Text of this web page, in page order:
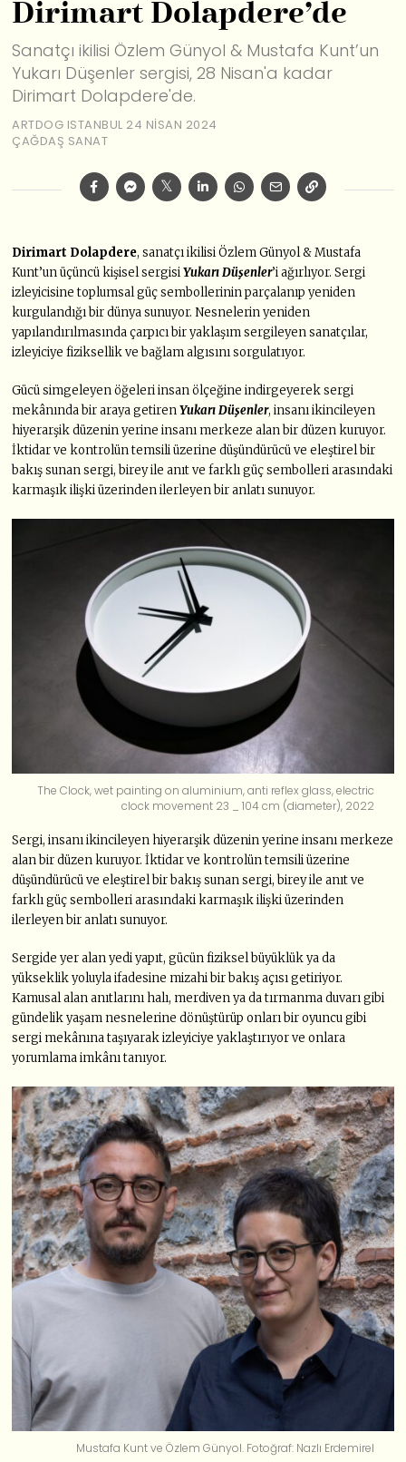
Dirimart Dolapdere’de
Sanatçı ikilisi Özlem Günyol & Mustafa Kunt’un
Yukarı Düşenler sergisi, 28 Nisan'a kadar
Dirimart Dolapdere'de.
ARTDOG ISTANBUL 24 NISAN 2024
ÇAĞDAŞ SANAT
Dirimart Dolapdere, sanatçı ikilisi Özlem Günyol & Mustafa
Kunt’un üçüncü kişisel sergisiYukarı Düşenler’i ağırlıyor. Sergi
izleyicisine toplumsal güç sembollerinin parçalanıp yeniden
kurgulandığı bir dünya sunuyor. Nesnelerin yeniden
yapılandırılmasında çarpıcı bir yaklaşım sergileyen sanatçılar,
izleyiciye fiziksellik ve bağlam algısını sorgulatıyor.
Gücü simgeleyen öğeleri insan ölçeğine indirgeyerek sergi
mekânında bir araya getirenYukarıDüşenler, insanı ikincileyen
hiyerarşik düzenin yerine insanı merkeze alan bir düzen kuruyor.
İktidar ve kontrolün temsili üzerine düşündürücü ve eleştirel bir
bakış sunan sergi, birey ile anıt ve farklı güç sembolleri arasındaki
karmaşık ilişki üzerinden ilerleyen bir anlatı sunuyor.
The Clock, wet painting on aluminium, anti reflex glass, electric
clock movement 23 _ 104 cm (diameter), 2022
Sergi, insanı ikincileyen hiyerarşik düzenin yerine insanı merkeze
alan bir düzen kuruyor. İktidar ve kontrolün temsili üzerine
düşündürücü ve eleştirel bir bakış sunan sergi, birey ile anıt ve
farklı güç sembolleri arasındaki karmaşık ilişki üzerinden
ilerleyen bir anlatı sunuyor.
Sergide yer alan yedi yapıt, gücün fiziksel büyüklük ya da
yükseklik yoluyla ifadesine mizahi bir bakış açısı getiriyor.
Kamusal alan anıtlarını halı, merdiven ya da tırmanma duvarı gibi
gündelik yaşam nesnelerine dönüştürüp onları bir oyuncu gibi
sergi mekânına taşıyarak izleyiciye yaklaştırıyor ve onlara
yorumlama imkânı tanıyor.
Mustafa Kunt ve Özlem Günyol. Fotoğraf: Nazlı Erdemirel